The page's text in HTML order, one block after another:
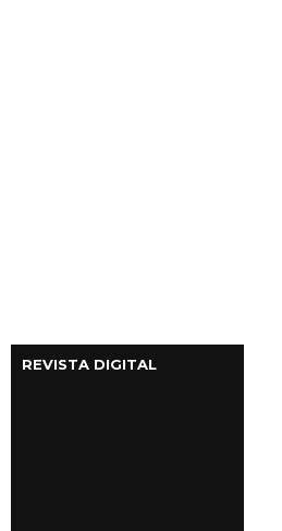
REVISTA DIGITAL